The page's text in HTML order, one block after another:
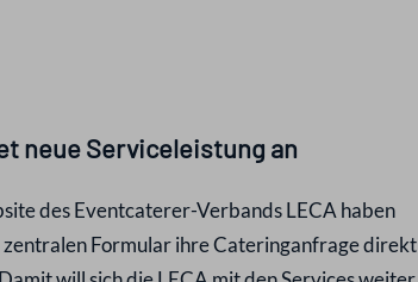
neue Serviceleistung an
des Eventcaterer-Verbands LECA haben
Formular ihre Cateringanfrage direkt